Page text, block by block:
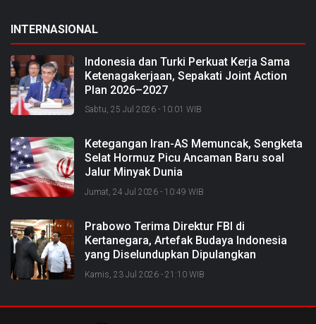
INTERNASIONAL
Indonesia dan Turki Perkuat Kerja Sama
Ketenagakerjaan, Sepakati Joint Action
Plan 2026–2027
Sabtu, 25 Jul 2026 - 10:01 WIB
Ketegangan Iran-AS Memuncak, Sengketa
Selat Hormuz Picu Ancaman Baru soal
Jalur Minyak Dunia
Jumat, 24 Jul 2026 - 10:49 WIB
Prabowo Terima Direktur FBI di
Kertanegara, Artefak Budaya Indonesia
yang Diselundupkan Dipulangkan
Kamis, 23 Jul 2026 - 21:10 WIB